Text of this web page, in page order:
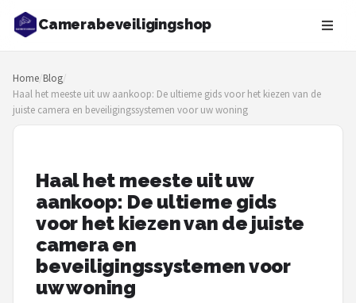
Camerabeveiligingshop
Zoeken
NAVIGATIE
Shop
Blog
Beveiligingscamera's
Camera Deurbellen
Home/Blog/
Haal het meeste uit uw aankoop: De ultieme gids voor het kiezen van de
juiste camera en beveiligingssystemen voor uw woning
Haal het meeste uit uw
aankoop: De ultieme gids
voor het kiezen van de juiste
camera en
beveiligingssystemen voor
uw woning